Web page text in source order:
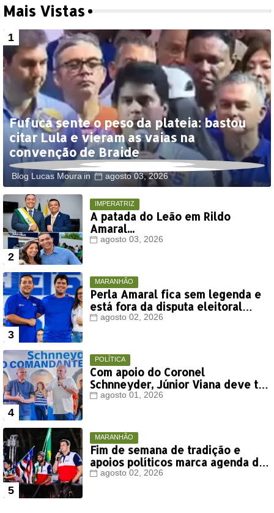
Mais Vistas
Fufuca sente o peso da plateia: bastou
citar Lula e vieram as vaias na
convenção de Braide
Blog Lucas Moura agosto 03, 2026
IMPERATRIZ
A patada do Leão em Rildo
Amaral...
agosto 03, 2026
MARANHÃO
Perla Amaral fica sem legenda e
está fora da disputa eleitoral
deste ano
agosto 02, 2026
POLÍTICA
Com apoio do Coronel
Schnneyder, Júnior Viana deve ter
votação expressiva em Timon
agosto 01, 2026
MARANHÃO
Fim de semana de tradição e
apoios políticos marca agenda de
Orleans Brandão em Colinas
agosto 02, 2026